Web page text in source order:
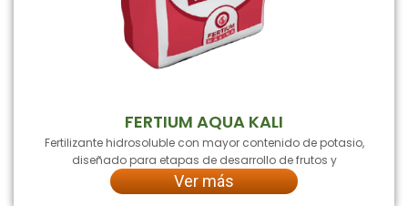
FERTIUM AQUA KALI
Fertilizante hidrosoluble con mayor contenido de potasio,
diseñado para etapas de desarrollo de frutos y
Ver más